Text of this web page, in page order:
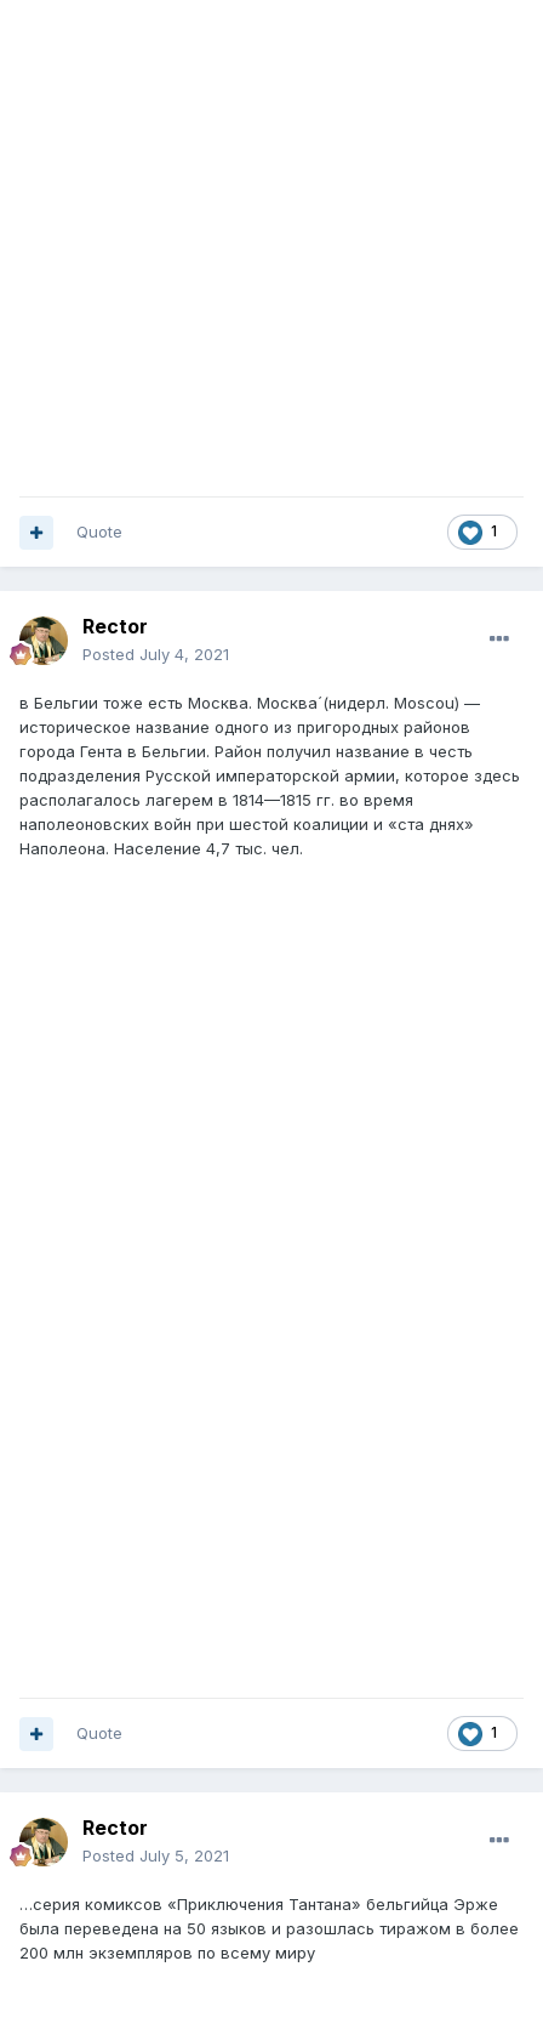
1
Quote
Rector
Posted July 4, 2021
в Бельгии тоже есть Москва. Москва́ (нидерл. Moscou) —
историческое название одного из пригородных районов
города Гента в Бельгии. Район получил название в честь
подразделения Русской императорской армии, которое здесь
располагалось лагерем в 1814—1815 гг. во время
наполеоновских войн при шестой коалиции и «ста днях»
Наполеона. Население 4,7 тыс. чел.
1
Quote
Rector
Posted July 5, 2021
…серия комиксов «Приключения Тантана» бельгийца Эрже
была переведена на 50 языков и разошлась тиражом в более
200 млн экземпляров по всему миру